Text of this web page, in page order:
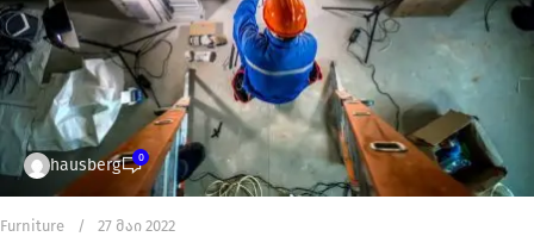
hausberg 0
Furniture 27 მაი 2022